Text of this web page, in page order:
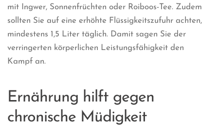
mit Ingwer, Sonnenfrüchten oder Roiboos-Tee. Zudem
sollten Sie auf eine erhöhte Flüssigkeitszufuhr achten,
mindestens 1,5 Liter täglich. Damit sagen Sie der
verringerten körperlichen Leistungsfähigkeit den
Kampf an.
Ernährung hilft gegen
chronische Müdigkeit